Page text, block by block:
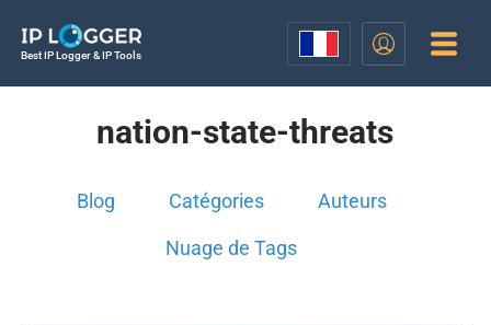
Best IP Logger & IP Tools
nation-state-threats
Blog Catégories Auteurs
Nuage de Tags